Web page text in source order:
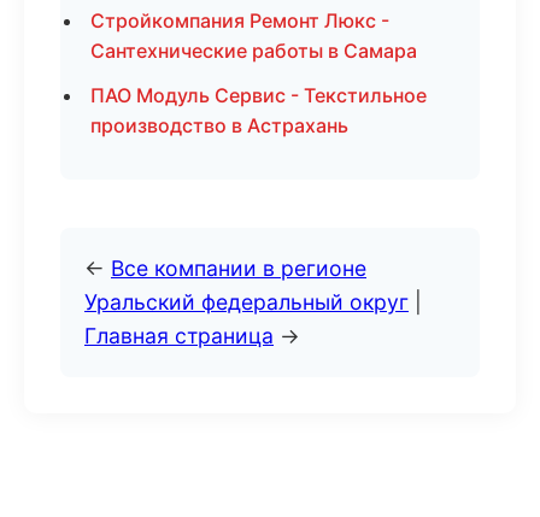
Стройкомпания Ремонт Люкс -
Сантехнические работы в Самара
ПАО Модуль Сервис - Текстильное
производство в Астрахань
← Все компании в регионе
Уральский федеральный округ
Главная страница →